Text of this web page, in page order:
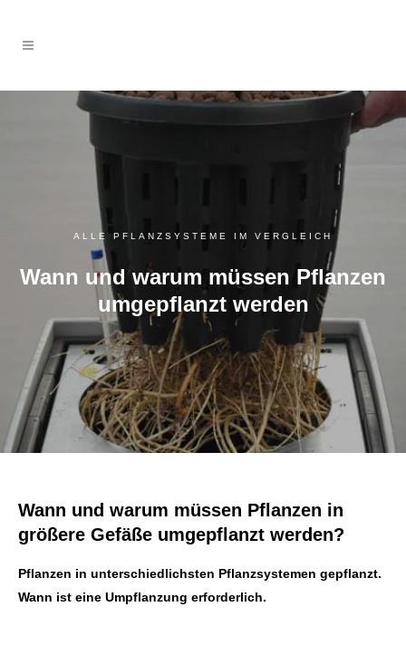
ALLE PFLANZSYSTEME IM VERGLEICH
Wann und warum müssen Pflanzen
umgepflanzt werden
Wann und warum müssen Pflanzen in
größere Gefäße umgepflanzt werden?
Pflanzen in unterschiedlichsten Pflanzsystemen gepflanzt.
Wann ist eine Umpflanzung erforderlich.